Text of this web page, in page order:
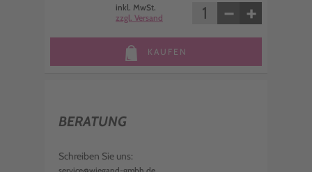
inkl. MwSt.
zzgl. Versand
− +
KAUFEN
BERATUNG
Schreiben Sie uns: